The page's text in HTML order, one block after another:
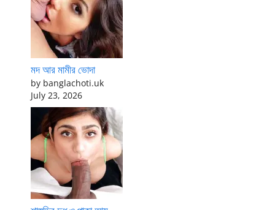
মদ আর মামীর ভোদা
by banglachoti.uk
July 23, 2026